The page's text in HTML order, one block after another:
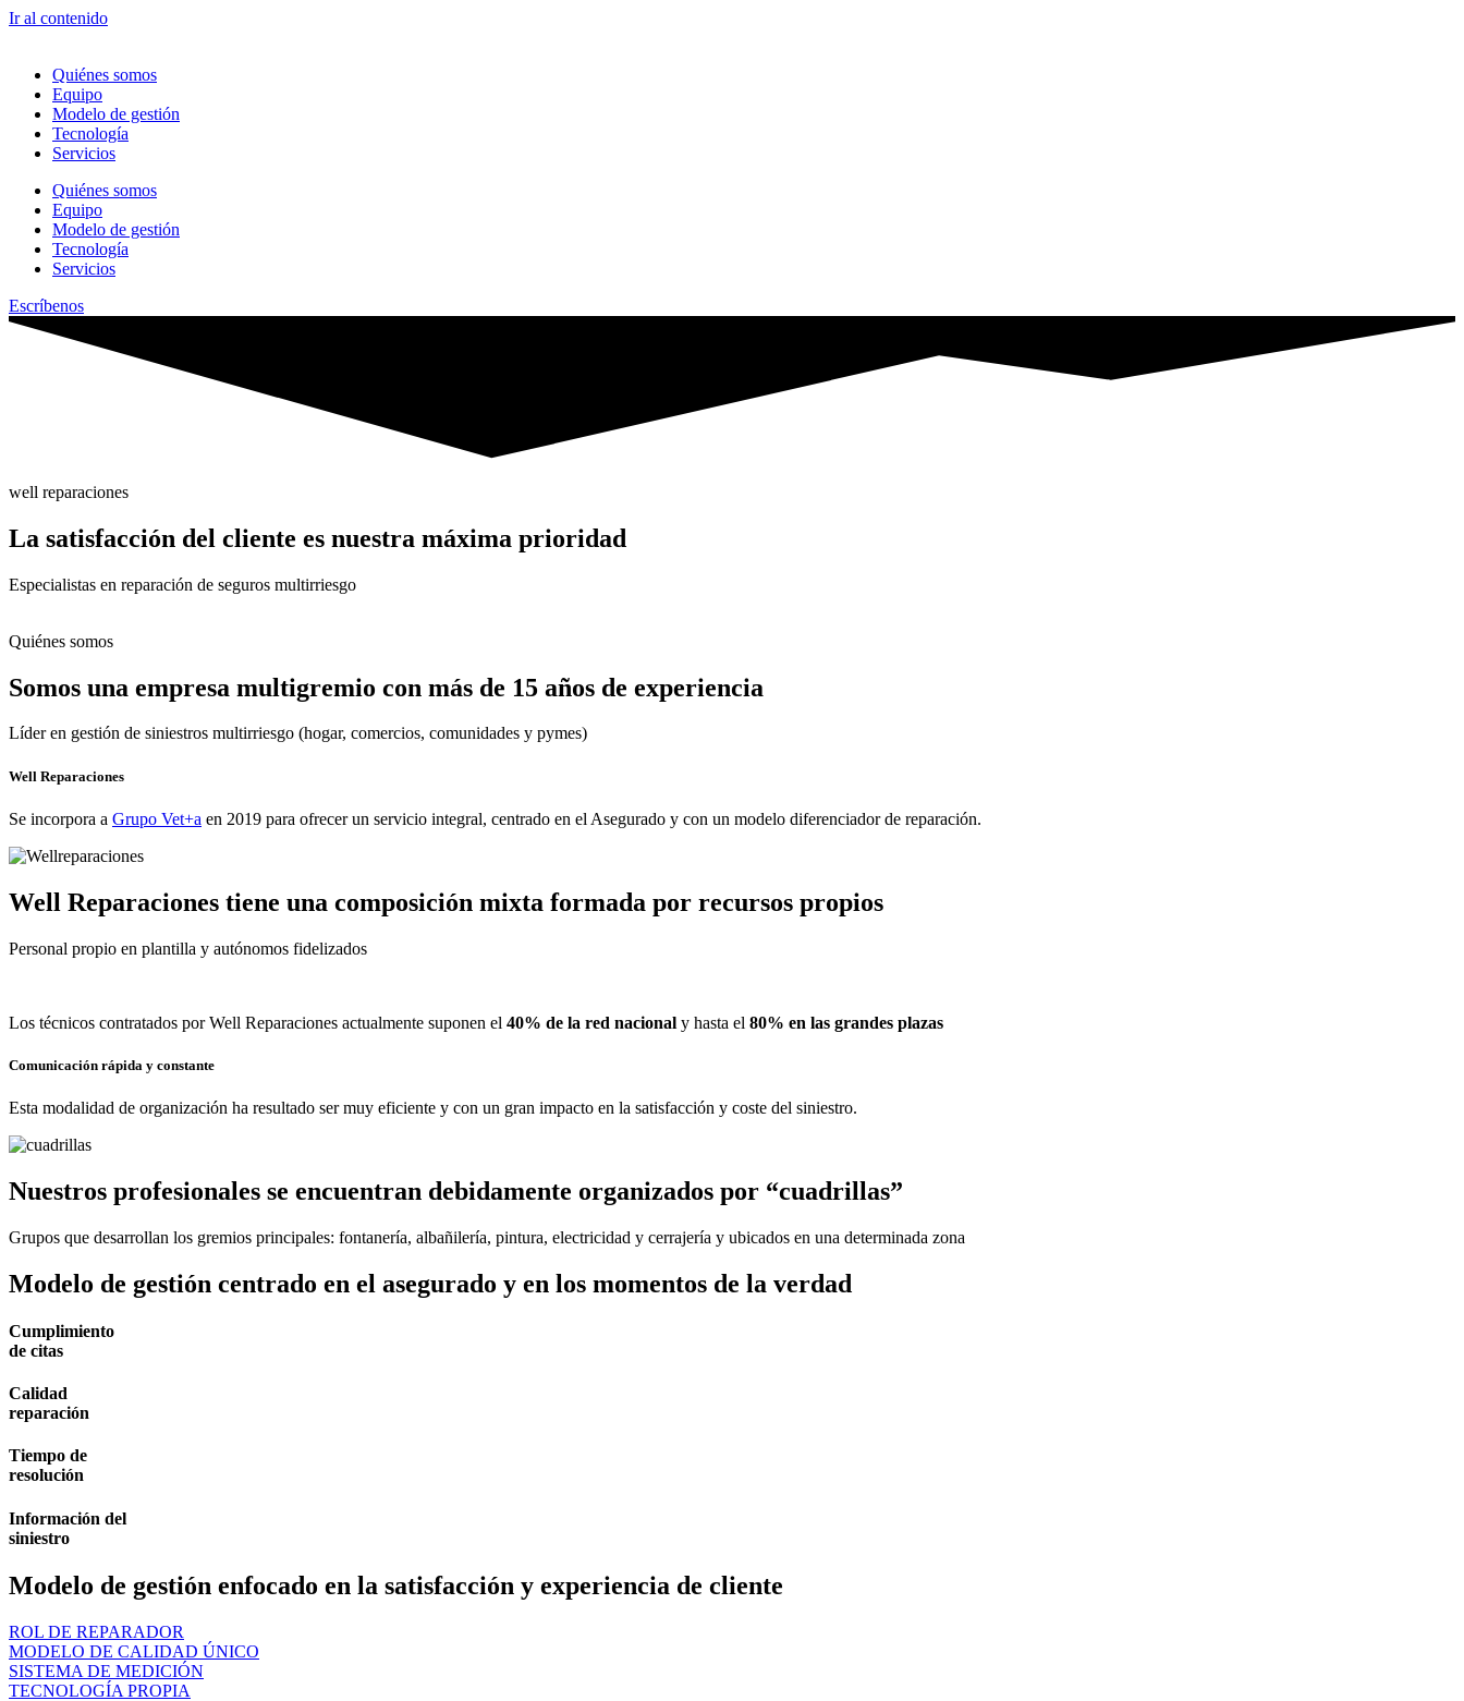
Ir al contenido
Quiénes somos
Equipo
Modelo de gestión
Tecnología
Servicios
Quiénes somos
Equipo
Modelo de gestión
Tecnología
Servicios
Escríbenos
well reparaciones
La satisfacción del cliente es nuestra máxima prioridad
Especialistas en reparación de seguros multirriesgo
Quiénes somos
Somos una empresa multigremio con más de 15 años de experiencia
Líder en gestión de siniestros multirriesgo (hogar, comercios, comunidades y pymes)
Well Reparaciones
Se incorpora a Grupo Vet+a en 2019 para ofrecer un servicio integral, centrado en el Asegurado y con un modelo diferenciador de reparación.
Well Reparaciones tiene una composición mixta formada por recursos propios
Personal propio en plantilla y autónomos fidelizados
Los técnicos contratados por Well Reparaciones actualmente suponen el 40% de la red nacional y hasta el 80% en las grandes plazas
Comunicación rápida y constante
Esta modalidad de organización ha resultado ser muy eficiente y con un gran impacto en la satisfacción y coste del siniestro.
Nuestros profesionales se encuentran debidamente organizados por “cuadrillas”
Grupos que desarrollan los gremios principales: fontanería, albañilería, pintura, electricidad y cerrajería y ubicados en una determinada zona
Modelo de gestión centrado en el asegurado y en los momentos de la verdad
Cumplimiento
de citas
Calidad
reparación
Tiempo de
resolución
Información del
siniestro
Modelo de gestión enfocado en la satisfacción y experiencia de cliente
ROL DE REPARADOR
MODELO DE CALIDAD ÚNICO
SISTEMA DE MEDICIÓN
TECNOLOGÍA PROPIA